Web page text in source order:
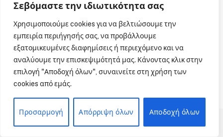
Σεβόμαστε την ιδιωτικότητα σας
Χρησιμοποιούμε cookies για να βελτιώσουμε την
εμπειρία περιήγησής σας, να προβάλλουμε
εξατομικευμένες διαφημίσεις ή περιεχόμενο και να
αναλύουμε την επισκεψιμότητά μας. Κάνοντας κλικ στην
επιλογή "Αποδοχή όλων", συναινείτε στη χρήση των
cookies από εμάς.
Προσαρμογή Απόρριψη όλων Αποδοχή όλων